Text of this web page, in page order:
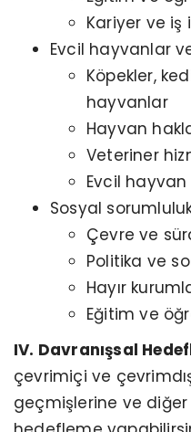
Kariyer ve iş
Evcil hayvanlar
Köpekler,
hayvanlar
Hayvan
Veteriner
Evcil hayvan
Sosyal
Çevre ve
Politika ve
Hayır
Eğitim ve
IV. Davranışsal
çevrimiçi ve
geçmişlerine ve diğer